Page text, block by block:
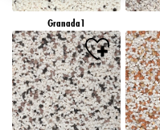
Granada1
záujmov), na tejto webovej lokalite a
zariadení, ktoré boli pridelené vám
optimalizáciu úspešnosti reklamných
Viac informácií o spracovaní vašich
údajov, ktoré je uvedené v pätičke
technológie"). Svoj súhlas môžete
vypnutím súborov cookie na našej
prepojenej v pätičke. Ďalšie